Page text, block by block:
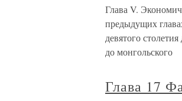
Глава V.
предыдущих
девятого
до монгольского
Глава 17